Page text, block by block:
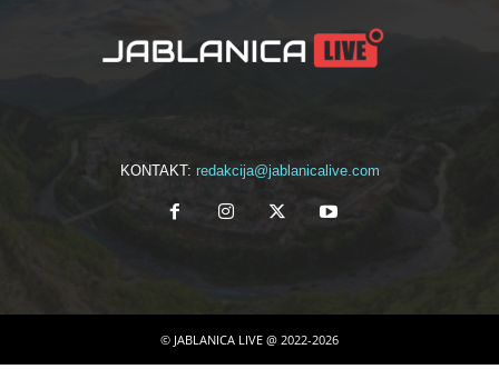
KONTAKT: redakcija@jablanicalive.com
© JABLANICA LIVE @ 2022-2026